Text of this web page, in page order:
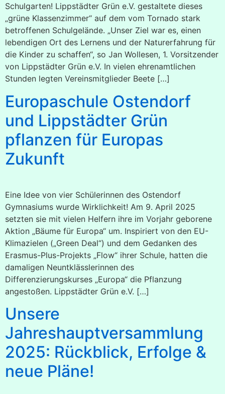
Schulgarten! Lippstädter Grün e.V. gestaltete dieses
„grüne Klassenzimmer“ auf dem vom Tornado stark
betroffenen Schulgelände. „Unser Ziel war es, einen
lebendigen Ort des Lernens und der Naturerfahrung für
die Kinder zu schaffen“, so Jan Wollesen, 1. Vorsitzender
von Lippstädter Grün e.V. In vielen ehrenamtlichen
Stunden legten Vereinsmitglieder Beete […]
Europaschule Ostendorf
und Lippstädter Grün
pflanzen für Europas
Zukunft
Eine Idee von vier Schülerinnen des Ostendorf
Gymnasiums wurde Wirklichkeit! Am 9. April 2025
setzten sie mit vielen Helfern ihre im Vorjahr geborene
Aktion „Bäume für Europa“ um. Inspiriert von den EU-
Klimazielen („Green Deal“) und dem Gedanken des
Erasmus-Plus-Projekts „Flow“ ihrer Schule, hatten die
damaligen Neuntklässlerinnen des
Differenzierungskurses „Europa“ die Pflanzung
angestoßen. Lippstädter Grün e.V. […]
Unsere
Jahreshauptversammlung
2025: Rückblick, Erfolge &
neue Pläne!